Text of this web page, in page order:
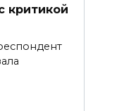
критикой